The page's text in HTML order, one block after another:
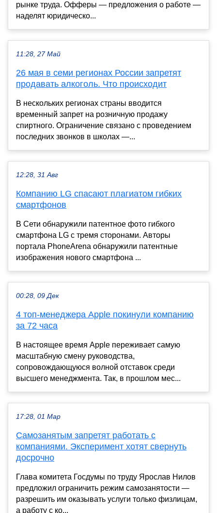
рынке труда. Офферы — предложения о работе —
наделят юридическо...
11:28, 27 Май
26 мая в семи регионах России запретят
продавать алкоголь. Что происходит
В нескольких регионах страны вводится
временный запрет на розничную продажу
спиртного. Ограничение связано с проведением
последних звонков в школах —...
12:28, 31 Авг
Компанию LG спасают плагиатом гибких
смартфонов
В Сети обнаружили патентное фото гибкого
смартфона LG с тремя сторонами. Авторы
портала PhoneArena обнаружили патентные
изображения нового смартфона ...
00:28, 09 Дек
4 топ-менеджера Apple покинули компанию
за 72 часа
В настоящее время Apple переживает самую
масштабную смену руководства,
сопровождающуюся волной отставок среди
высшего менеджмента. Так, в прошлом мес...
17:28, 01 Мар
Самозанятым запретят работать с
компаниями. Эксперимент хотят свернуть
досрочно
Глава комитета Госдумы по труду Ярослав Нилов
предложил ограничить режим самозанятости —
разрешить им оказывать услуги только физлицам,
а работу с ко...